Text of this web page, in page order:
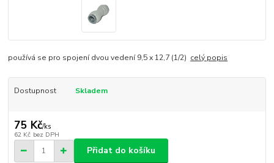
používá se pro spojení dvou vedení 9,5 x 12,7 (1/2) celý popis
Dostupnost Skladem
75 Kč/ks
62 Kč bez DPH
Přidat do košíku